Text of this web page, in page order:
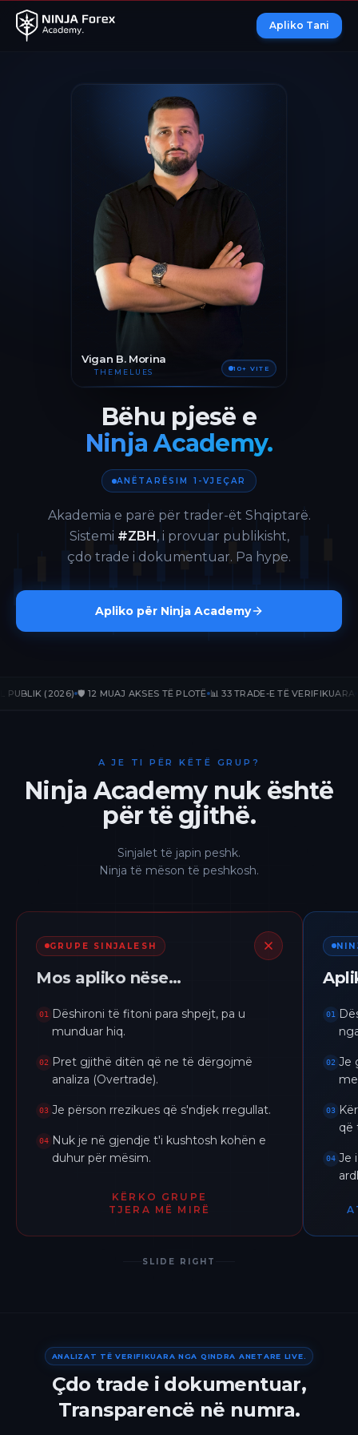
Apliko Tani
Vigan B. Morina
THEMELUES 10+ VITE
Bëhu pjesë e
Ninja Academy.
ANËTARËSIM 1-VJEÇAR
Akademia e parë për trader-ët Shqiptarë.
Sistemi #ZBH, i provuar publikisht,
çdo trade i dokumentuar. Pa hype.
Apliko për Ninja Academy
(2026) 🛡️ 12 MUAJ AKSES TË PLOTË 📊 33 TRADE-E TË VERIFIKUARA 📈
A JE TI PËR KËTË GRUP?
Ninja Academy nuk është
për të gjithë.
Sinjalet të japin peshk.
Ninja të mëson të peshkosh.
GRUPE SINJALESH
Mos apliko nëse…
01
Dëshironi të fitoni para shpejt, pa u
munduar hiq.
02
Pret gjithë ditën që ne të dërgojmë
analiza (Overtrade).
03 Je përson rrezikues që s'ndjek rregullat.
04 Nuk je në gjendje t'i kushtosh kohën e
duhur për mësim.
KËRKO GRUPE
TJERA MË MIRË
01
02 Je
03
që
04 Je
SLIDE RIGHT
ANALIZAT TË VERIFIKUARA NGA QINDRA ANETARE LIVE.
Çdo trade i dokumentuar,
Transparencë në numra.